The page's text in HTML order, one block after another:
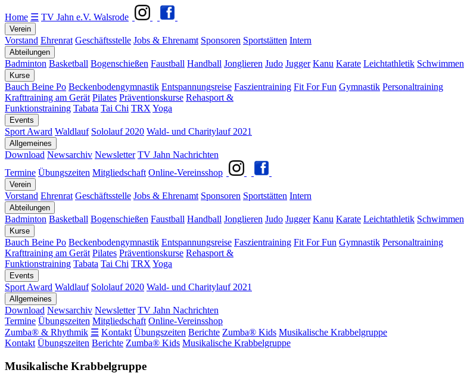
Home ☰ TV Jahn e.V. Walsrode
Verein
Vorstand Ehrenrat Geschäftsstelle Jobs & Ehrenamt Sponsoren Sportstätten Intern
Abteilungen
Badminton Basketball Bogenschießen Faustball Handball Jonglieren Judo Jugger Kanu Karate Leichtathletik Schwimmen
Kurse
Bauch Beine Po Beckenbodengymnastik Entspannungsreise Faszientraining Fit For Fun Gymnastik Personaltraining
Krafttraining am Gerät Pilates Präventionskurse Rehasport &
Funktionstraining Tabata Tai Chi TRX Yoga
Events
Sport Award Waldlauf Sololauf 2020 Wald- und Charitylauf 2021
Allgemeines
Download Newsarchiv Newsletter TV Jahn Nachrichten
Termine Übungszeiten Mitgliedschaft Online-Vereinsshop
Verein
Vorstand Ehrenrat Geschäftsstelle Jobs & Ehrenamt Sponsoren Sportstätten Intern
Abteilungen
Badminton Basketball Bogenschießen Faustball Handball Jonglieren Judo Jugger Kanu Karate Leichtathletik Schwimmen
Kurse
Bauch Beine Po Beckenbodengymnastik Entspannungsreise Faszientraining Fit For Fun Gymnastik Personaltraining
Krafttraining am Gerät Pilates Präventionskurse Rehasport &
Funktionstraining Tabata Tai Chi TRX Yoga
Events
Sport Award Waldlauf Sololauf 2020 Wald- und Charitylauf 2021
Allgemeines
Download Newsarchiv Newsletter TV Jahn Nachrichten
Termine Übungszeiten Mitgliedschaft Online-Vereinsshop
Zumba® & Rhythmik ☰ Kontakt Übungszeiten Berichte Zumba® Kids Musikalische Krabbelgruppe
Kontakt Übungszeiten Berichte Zumba® Kids Musikalische Krabbelgruppe
Musikalische Krabbelgruppe